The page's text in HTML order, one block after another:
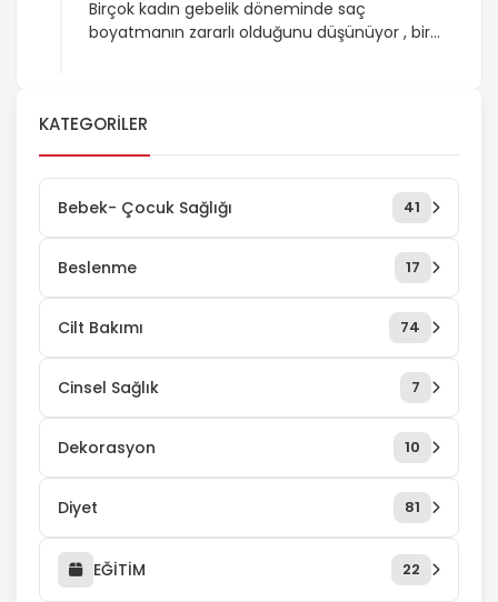
Birçok kadın gebelik döneminde saç
boyatmanın zararlı olduğunu düşünüyor , bir
boyamanın bebeğe ne gibi etkileri
olduğundan bahsedeceğiz. Gebelik dönemi
gibi dokuz ay süren uzun bir zaman olan bu
süreçte doğacak olan bebeğin sağlı için
yapılacak her adımda […]
KATEGORILER
Bebek- Çocuk Sağlığı 41
Beslenme 17
Cilt Bakımı 74
Cinsel Sağlık 7
Dekorasyon 10
Diyet 81
EĞİTİM 22